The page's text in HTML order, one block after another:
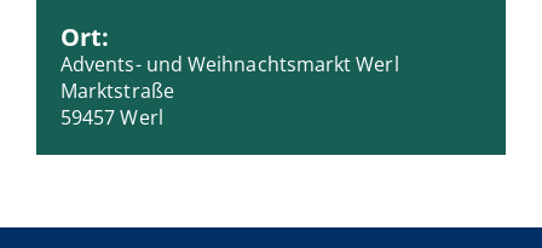
Ort:
Advents- und Weihnachtsmarkt Werl
Marktstraße
59457 Werl